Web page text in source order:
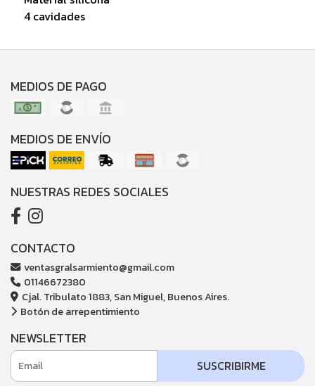
4 cavidades
MEDIOS DE PAGO
MEDIOS DE ENVÍO
NUESTRAS REDES SOCIALES
CONTACTO
ventasgralsarmiento@gmail.com
01146672380
Cjal. Tribulato 1883, San Miguel, Buenos Aires.
Botón de arrepentimiento
NEWSLETTER
SUSCRIBIRME